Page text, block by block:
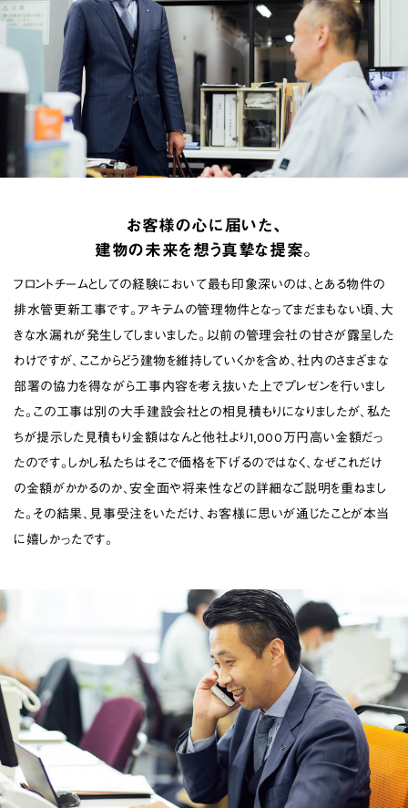
お客様の心に届いた、
建物の未来を想う真摯な提案。
フロントチームとしての経験において最も印象深いのは、とある物件の
排水管更新工事です。アキテムの管理物件となってまだまもない頃、大
きな水漏れが発生してしまいました。以前の管理会社の甘さが露呈した
わけですが、ここからどう建物を維持していくかを含め、社内のさまざまな
部署の協力を得ながら工事内容を考え抜いた上でプレゼンを行いまし
た。この工事は別の大手建設会社との相見積もりになりましたが、私た
ちが提示した見積もり金額はなんと他社より1,000万円高い金額だっ
たのです。しかし私たちはそこで価格を下げるのではなく、なぜこれだけ
の金額がかかるのか、安全面や将来性などの詳細なご説明を重ねまし
た。その結果、見事受注をいただけ、お客様に思いが通じたことが本当
に嬉しかったです。